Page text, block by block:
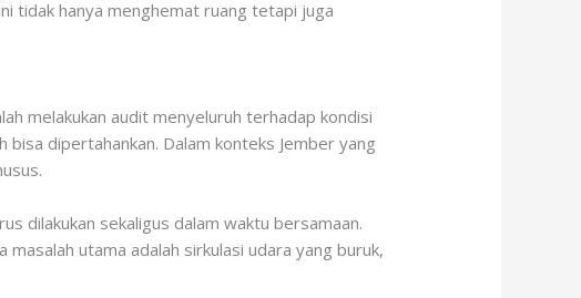
tidak hanya menghemat ruang tetapi juga
melakukan audit menyeluruh terhadap kondisi
dipertahankan. Dalam konteks Jember yang
dilakukan sekaligus dalam waktu bersamaan.
utama adalah sirkulasi udara yang buruk,